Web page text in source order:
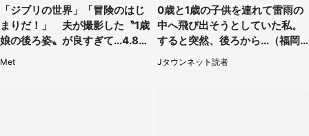
「ジブリの世界」「冒険のはじ
まりだ！」 夫が撮影した〝1歳
娘の後ろ姿〟が良すぎて...4.8万
Met
0歳と1歳の子供を連れて雷雨の
中へ飛び出そうとしていた私。
すると突然、後ろから...（福岡
県・30代女性）
Jタウンネット読者